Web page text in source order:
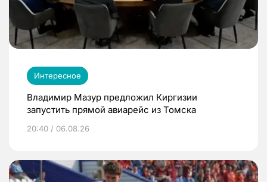
Интересное
Владимир Мазур предложил Киргизии
запустить прямой авиарейс из Томска
20:40 / 06.08.26